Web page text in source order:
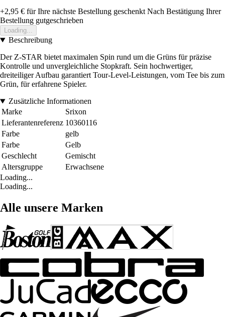
+2,95 € für Ihre nächste Bestellung geschenkt Nach Bestätigung Ihrer
Bestellung gutgeschrieben
Loading...
Beschreibung
Der Z-STAR bietet maximalen Spin rund um die Grüns für präzise
Kontrolle und unvergleichliche Stopkraft. Sein hochwertiger,
dreiteiliger Aufbau garantiert Tour-Level-Leistungen, vom Tee bis zum
Grün, für erfahrene Spieler.
Zusätzliche Informationen
Marke
Srixon
Lieferantenreferenz 10360116
Farbe
gelb
Farbe
Gelb
Geschlecht
Gemischt
Altersgruppe
Erwachsene
Loading...
Loading...
Alle unsere Marken